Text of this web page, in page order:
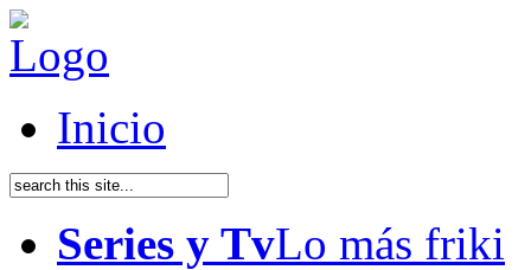
Inicio
Series y TvLo más friki